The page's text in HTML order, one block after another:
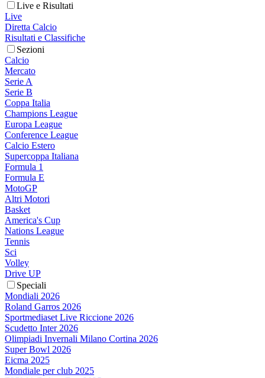
Live e Risultati
Live
Diretta Calcio
Risultati e Classifiche
Sezioni
Calcio
Mercato
Serie A
Serie B
Coppa Italia
Champions League
Europa League
Conference League
Calcio Estero
Supercoppa Italiana
Formula 1
Formula E
MotoGP
Altri Motori
Basket
America's Cup
Nations League
Tennis
Sci
Volley
Drive UP
Speciali
Mondiali 2026
Roland Garros 2026
Sportmediaset Live Riccione 2026
Scudetto Inter 2026
Olimpiadi Invernali Milano Cortina 2026
Super Bowl 2026
Eicma 2025
Mondiale per club 2025